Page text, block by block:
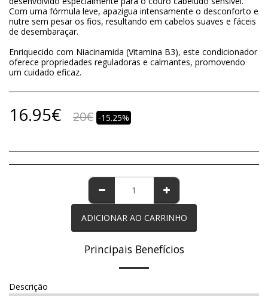
Com uma fórmula leve, apazigua intensamente o desconforto e
nutre sem pesar os fios, resultando em cabelos suaves e fáceis
de desembaraçar.
Enriquecido com Niacinamida (Vitamina B3), este condicionador
oferece propriedades reguladoras e calmantes, promovendo
um cuidado eficaz.
16.95€ 20€ -15.25%
ADICIONAR AO CARRINHO
Principais Benefícios
Descrição